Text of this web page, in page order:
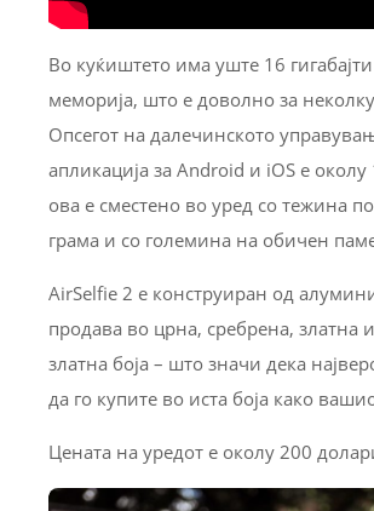
Во куќиштето има уште 16
меморија, што е доволно за
Опсегот на далечинското
апликација за Android и iOS е
ова е сместено во уред со тежина
грама и со големина на обичен
AirSelfie 2 е конструиран од
продава во црна, сребрена, златна
златна боја – што значи дека
да го купите во иста боја како
Цената на уредот е околу 200